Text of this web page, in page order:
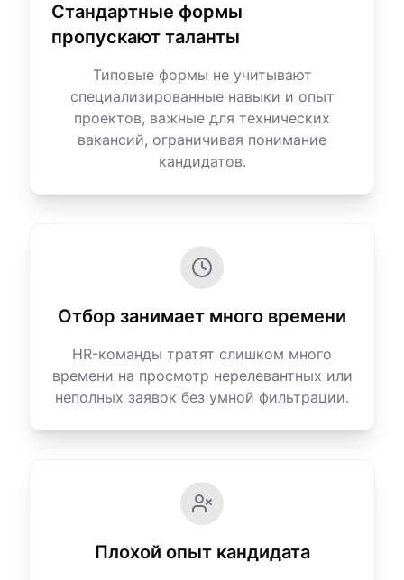
Стандартные формы
пропускают таланты
Типовые формы не учитывают
специализированные навыки и опыт
проектов, важные для технических
вакансий, ограничивая понимание
кандидатов.
Отбор занимает много времени
HR-команды тратят слишком много
времени на просмотр нерелевантных или
неполных заявок без умной фильтрации.
Плохой опыт кандидата